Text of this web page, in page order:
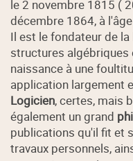
le 2 novembre 1815 (
décembre 1864, à
Il est le fondateur de
structures algébriques
naissance à une
application largement
Logicien, certes, mais
également un grand
publications qu'il fit et
travaux personnels,